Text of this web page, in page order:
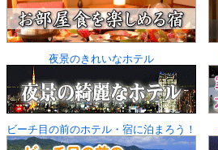
夜景のきれいなホテル
ビーチ目の前のホテル・宿に泊まろう！